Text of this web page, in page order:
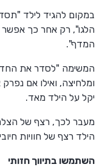
במקום להגיד לילד
הלגו", רק אחר כך אפשר
המדף".
המשימה "לסדר את
ומלחיצה, ואילו אם
יקל על הילד מאד.
מעבר לכך, רצף של
הילד רצף של חוויות
השתמשו בתיווך חזותי